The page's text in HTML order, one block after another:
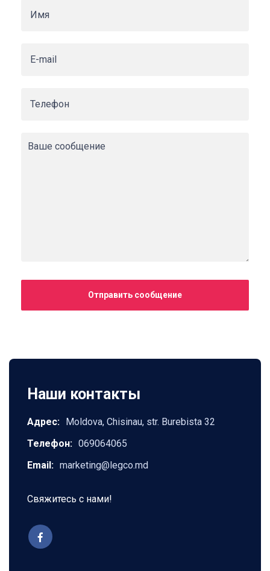
Отправить сообщение
Наши контакты
Адрес:
Moldova, Chisinau, str. Burebista 32
Телефон: 069064065
Email: marketing@legco.md
Свяжитесь с нами!